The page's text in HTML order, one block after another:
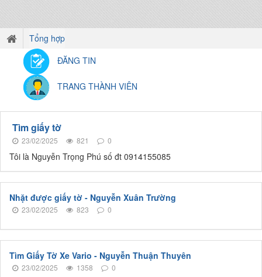
Tổng hợp
ĐĂNG TIN
TRANG THÀNH VIÊN
Tìm giấy tờ
23/02/2025 821 0
Tôi là Nguyễn Trọng Phú số đt 0914155085
Nhặt được giấy tờ - Nguyễn Xuân Trường
23/02/2025 823 0
Tìm Giấy Tờ Xe Vario - Nguyễn Thuận Thuyên
23/02/2025 1358 0